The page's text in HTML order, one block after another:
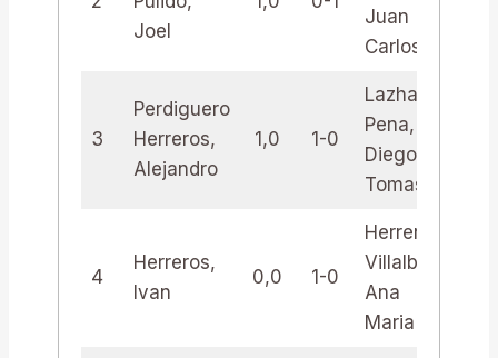
Joel
Juan
Carlos
3
Perdiguero
Herreros,
Alejandro
1,0 1-0
Lazhari
Pena,
Diego
Tomas
4
Herreros,
Ivan
0,0 1-0
Herreros
Villalba,
Ana
Maria